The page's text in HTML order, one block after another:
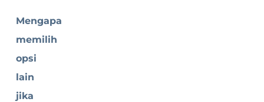
Mengapa
memilih
opsi
lain
jika